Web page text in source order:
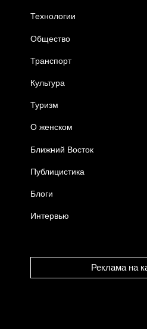
Технологии
Общество
Транспорт
Культура
Туризм
О женском
Ближний Восток
Публицистика
Блоги
Интервью
Реклама на